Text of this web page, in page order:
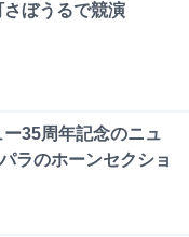
ぼうるで競演
35周年記念のニュ
ラのホーンセクショ